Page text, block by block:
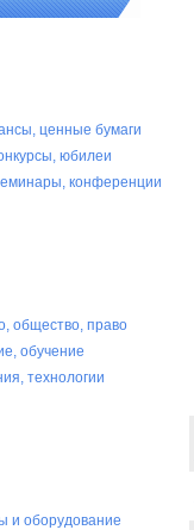
ценные бумаги
юбилеи
конференции
общество, право
обучение
технологии
и оборудование